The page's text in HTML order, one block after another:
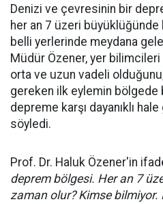
Denizi ve çevresinin bir
her an 7 üzeri büyüklüğünde
belli yerlerinde meydana
Müdür Özener, yer bilimcileri
orta ve uzun vadeli
gereken ilk eylemin bölgede
depreme karşı dayanıklı
söyledi.
Prof. Dr. Haluk Özener'in
deprem bölgesi. Her an 7
zaman olur? Kimse bilmiyor.